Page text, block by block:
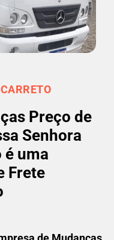
Preço de
Senhora
é uma
Frete